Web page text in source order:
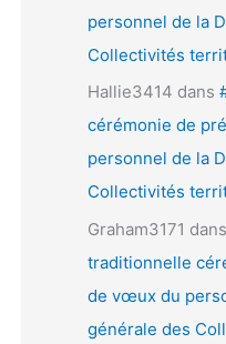
personnel de la
Collectivités
Hallie3414 dans
cérémonie de
personnel de la
Collectivités
Graham3171 dans
traditionnelle
de vœux du
générale des